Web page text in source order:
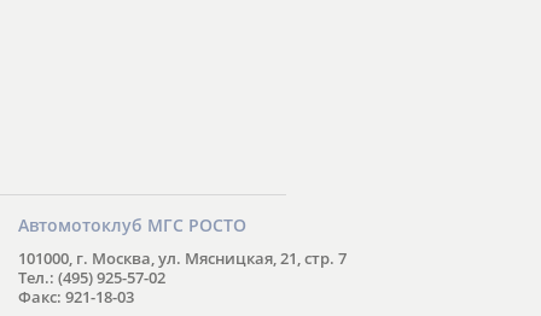
Автомотоклуб МГС РОСТО
101000, г. Москва, ул. Мясницкая, 21, стр. 7
Тел.: (495) 925-57-02
Факс: 921-18-03